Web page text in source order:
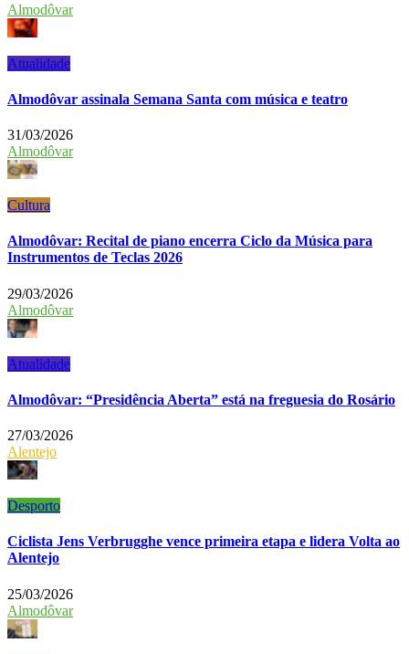
Almodôvar
Atualidade
Almodôvar assinala Semana Santa com música e teatro
31/03/2026
Almodôvar
Cultura
Almodôvar: Recital de piano encerra Ciclo da Música para
Instrumentos de Teclas 2026
29/03/2026
Almodôvar
Atualidade
Almodôvar: “Presidência Aberta” está na freguesia do Rosário
27/03/2026
Alentejo
Desporto
Ciclista Jens Verbrugghe vence primeira etapa e lidera Volta ao
Alentejo
25/03/2026
Almodôvar